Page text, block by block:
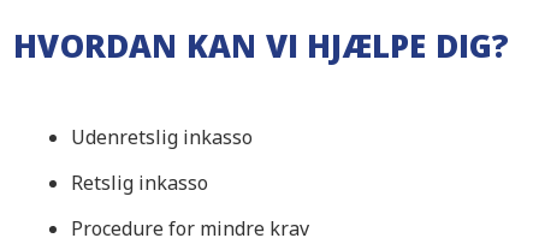
HVORDAN KAN VI HJÆLPE DIG?
Udenretslig inkasso
Retslig inkasso
Procedure for mindre krav